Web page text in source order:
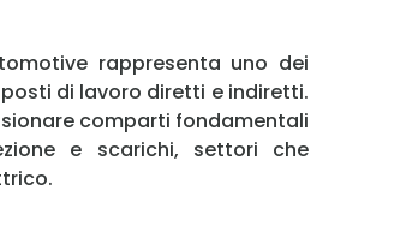
rappresenta uno dei
di lavoro diretti e indiretti.
comparti fondamentali
e scarichi, settori che